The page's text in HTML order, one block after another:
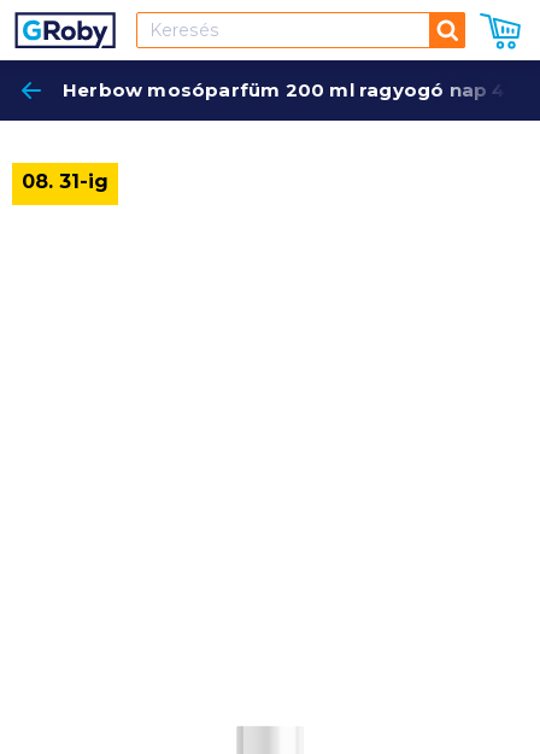
Keresés
Herbow mosóparfüm 200 ml ragyogó nap 40
08. 31-ig